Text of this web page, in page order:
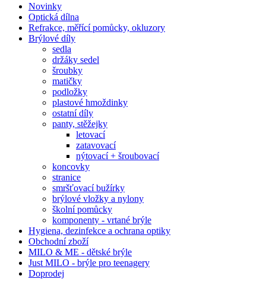
Novinky
Optická dílna
Refrakce, měřící pomůcky, okluzory
Brýlové díly
sedla
držáky sedel
šroubky
matičky
podložky
plastové hmoždinky
ostatní díly
panty, stěžejky
letovací
zatavovací
nýtovací + šroubovací
koncovky
stranice
smršťovací bužírky
brýlové vložky a nylony
školní pomůcky
komponenty - vrtané brýle
Hygiena, dezinfekce a ochrana optiky
Obchodní zboží
MILO & ME - dětské brýle
Just MILO - brýle pro teenagery
Doprodej